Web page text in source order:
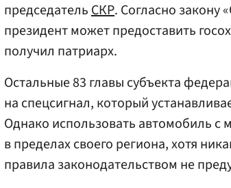
председательСКР. Согласно закону
президент может предоставить
получил патриарх.
Остальные 83 главы субъекта
на спецсигнал, который
Однако использовать автомобиль с
в пределах своего региона, хотя
правила законодательством не